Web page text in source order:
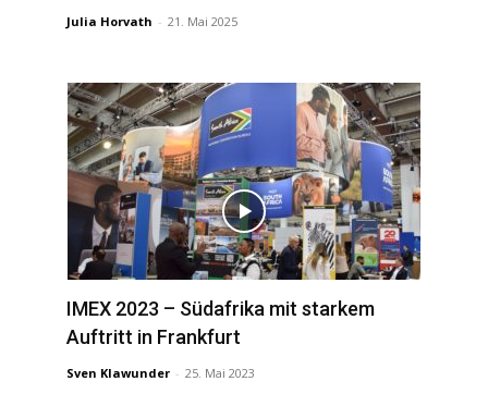
Julia Horvath - 21. Mai 2025
IMEX 2023 – Südafrika mit starkem
Auftritt in Frankfurt
Sven Klawunder - 25. Mai 2023